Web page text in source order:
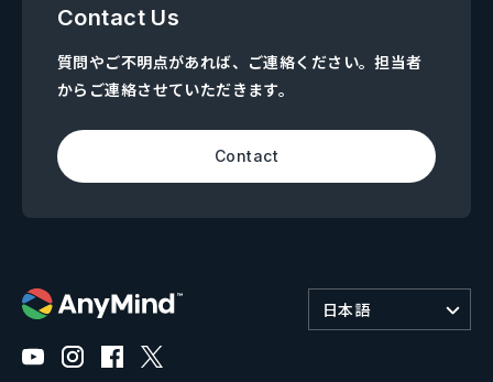
Contact Us
質問やご不明点があれば、ご連絡ください。担当者
からご連絡させていただきます。
Contact
日本語